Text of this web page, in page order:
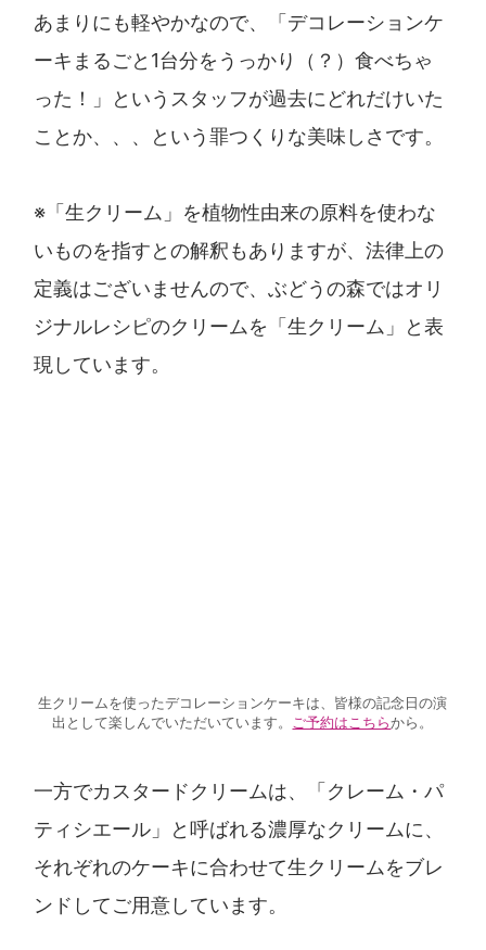
あまりにも軽やかなので、「デコレーションケ
ーキまるごと1台分をうっかり（？）食べちゃ
った！」というスタッフが過去にどれだけいた
ことか、、、という罪つくりな美味しさです。
※「生クリーム」を植物性由来の原料を使わな
いものを指すとの解釈もありますが、法律上の
定義はございませんので、ぶどうの森ではオリ
ジナルレシピのクリームを「生クリーム」と表
現しています。
生クリームを使ったデコレーションケーキは、皆様の記念日の演
出として楽しんでいただいています。
ご予約はこちらから。
一方でカスタードクリームは、「クレーム・パ
ティシエール」と呼ばれる濃厚なクリームに、
それぞれのケーキに合わせて生クリームをブレ
ンドしてご用意しています。